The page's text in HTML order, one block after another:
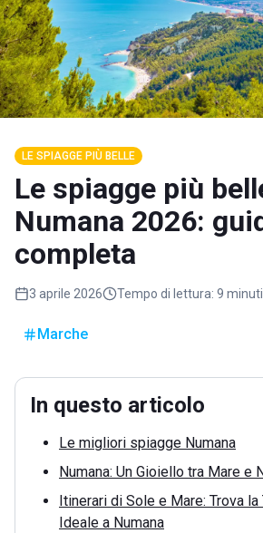
LE SPIAGGE PIÙ BELLE
Le spiagge più
Numana 2026:
completa
3 aprile 2026 Tempo di lettura: 9 minuti
Marche
In questo articolo
Le migliori spiagge Numana
Numana: Un Gioiello tra Mare e
Itinerari di Sole e Mare: Trova la
Ideale a Numana